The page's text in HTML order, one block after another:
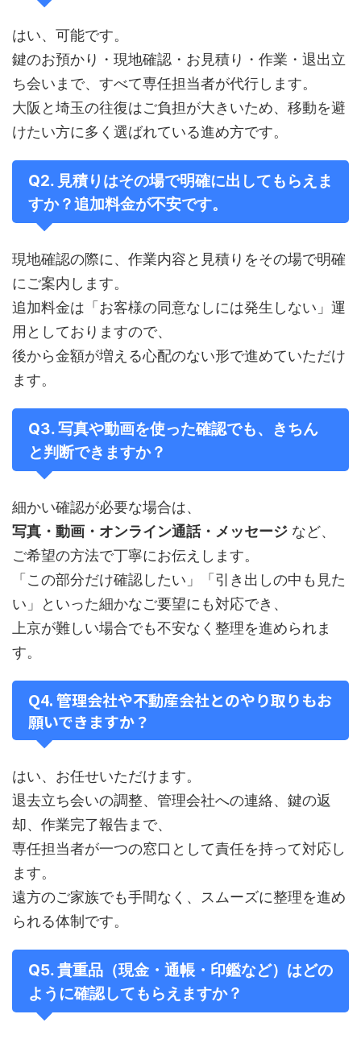
はい、可能です。
鍵のお預かり・現地確認・お見積り・作業・退出立
ち会いまで、すべて専任担当者が代行します。
大阪と埼玉の往復はご負担が大きいため、移動を避
けたい方に多く選ばれている進め方です。
Q2. 見積りはその場で明確に出してもらえま
すか？追加料金が不安です。
現地確認の際に、作業内容と見積りをその場で明確
にご案内します。
追加料金は「お客様の同意なしには発生しない」運
用としておりますので、
後から金額が増える心配のない形で進めていただけ
ます。
Q3. 写真や動画を使った確認でも、きちん
と判断できますか？
細かい確認が必要な場合は、
写真・動画・オンライン通話・メッセージ など、
ご希望の方法で丁寧にお伝えします。
「この部分だけ確認したい」「引き出しの中も見た
い」といった細かなご要望にも対応でき、
上京が難しい場合でも不安なく整理を進められま
す。
Q4. 管理会社や不動産会社とのやり取りもお
願いできますか？
はい、お任せいただけます。
退去立ち会いの調整、管理会社への連絡、鍵の返
却、作業完了報告まで、
専任担当者が一つの窓口として責任を持って対応し
ます。
遠方のご家族でも手間なく、スムーズに整理を進め
られる体制です。
Q5. 貴重品（現金・通帳・印鑑など）はどの
ように確認してもらえますか？